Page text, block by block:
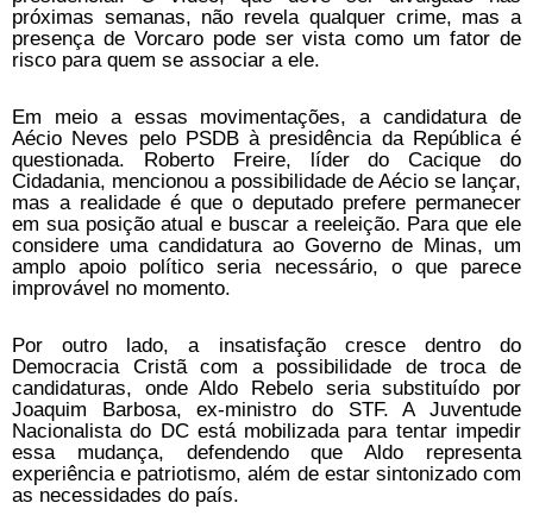
próximas semanas, não revela qualquer crime, mas a
presença de Vorcaro pode ser vista como um fator de
risco para quem se associar a ele.
Em meio a essas movimentações, a candidatura de
Aécio Neves pelo PSDB à presidência da República é
questionada. Roberto Freire, líder do Cacique do
Cidadania, mencionou a possibilidade de Aécio se lançar,
mas a realidade é que o deputado prefere permanecer
em sua posição atual e buscar a reeleição. Para que ele
considere uma candidatura ao Governo de Minas, um
amplo apoio político seria necessário, o que parece
improvável no momento.
Por outro lado, a insatisfação cresce dentro do
Democracia Cristã com a possibilidade de troca de
candidaturas, onde Aldo Rebelo seria substituído por
Joaquim Barbosa, ex-ministro do STF. A Juventude
Nacionalista do DC está mobilizada para tentar impedir
essa mudança, defendendo que Aldo representa
experiência e patriotismo, além de estar sintonizado com
as necessidades do país.